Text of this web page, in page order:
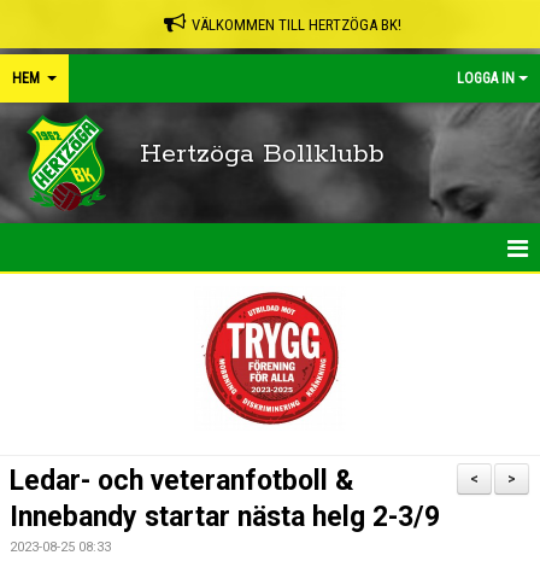
VÄLKOMMEN TILL HERTZÖGA BK!
HEM LOGGA IN
Hertzöga Bollklubb
SHOP
>
<
Ledar- och veteranfotboll &
Innebandy startar nästa helg 2-3/9
2023-08-25 08:33